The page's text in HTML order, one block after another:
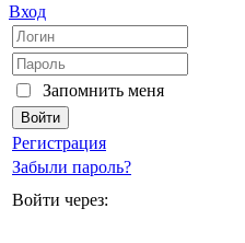
Вход
Запомнить меня
Регистрация
Забыли пароль?
Войти через: